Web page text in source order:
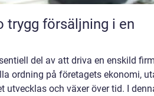
del av att driva en enskild
ordning på företagets ekonomi,
utvecklas och växer över tid. I